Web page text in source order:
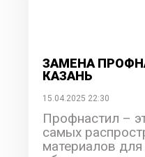
ЗАМЕНА
КАЗАНЬ
15.04.2025 22:30
Профнастил –
самых
материалов